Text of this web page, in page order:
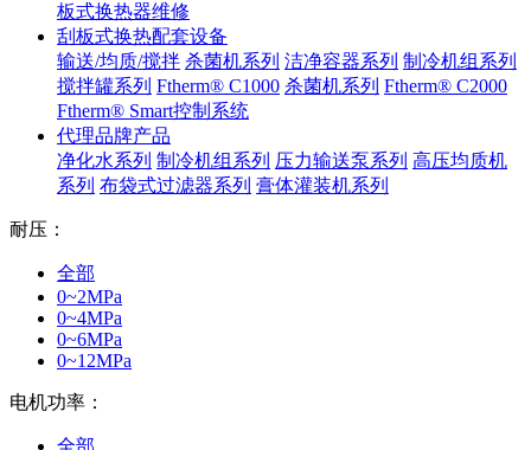
板式换热器维修
刮板式换热配套设备
输送/均质/搅拌 杀菌机系列 洁净容器系列 制冷机组系列
搅拌罐系列 Ftherm® C1000 杀菌机系列 Ftherm® C2000
Ftherm® Smart控制系统
代理品牌产品
净化水系列 制冷机组系列 压力输送泵系列 高压均质机
系列 布袋式过滤器系列 膏体灌装机系列
耐压：
全部
0~2MPa
0~4MPa
0~6MPa
0~12MPa
电机功率：
全部